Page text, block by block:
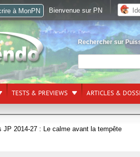
Rechercher sur
TESTS & PREVIEWS ARTICLES &
JP 2014-27 : Le calme avant la tempête
à MonPN Bienvenue sur PN